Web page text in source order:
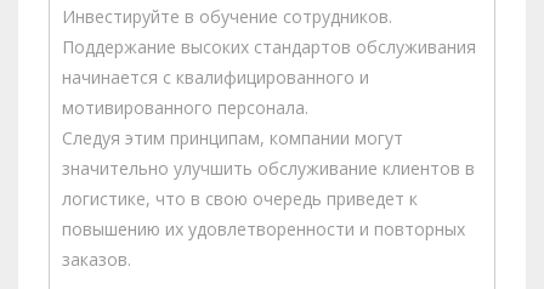
Инвестируйте в обучение сотрудников.
Поддержание высоких стандартов обслуживания
начинается с квалифицированного и
мотивированного персонала.
Следуя этим принципам, компании могут
значительно улучшить обслуживание клиентов в
логистике, что в свою очередь приведет к
повышению их удовлетворенности и повторных
заказов.